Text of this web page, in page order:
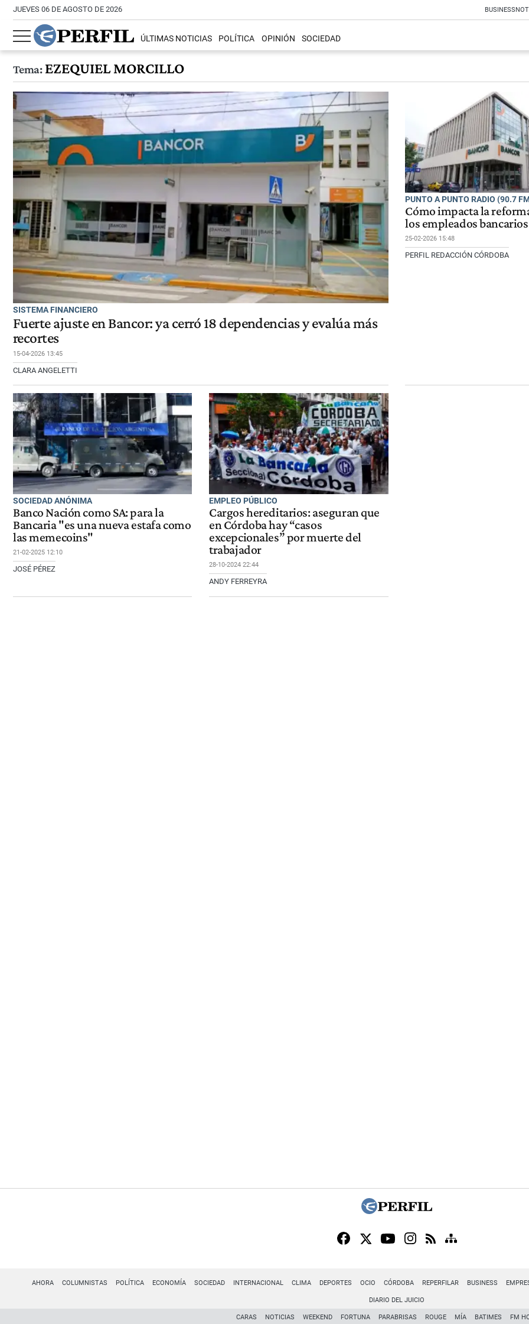
JUEVES 06 DE AGOSTO DE 2026 BUSINESS
ÚLTIMAS NOTICIAS POLÍTICA OPINIÓN SOCIEDAD
Tema:EZEQUIEL MORCILLO
SISTEMA FINANCIERO
Fuerte ajuste en Bancor: ya cerró 18 dependencias y evalúa más
recortes
15-04-2026 13:45
CLARA ANGELETTI
PUNTO A PUNTO RADIO (90.7
Cómo impacta la
los empleados bancarios
25-02-2026 15:48
PERFIL REDACCIÓN CÓRDOBA
SOCIEDAD ANÓNIMA
Banco Nación como SA: para la
Bancaria "es una nueva estafa como
las memecoins"
21-02-2025 12:10
JOSÉ PÉREZ
EMPLEO PÚBLICO
Cargos hereditarios: aseguran que
en Córdoba hay “casos
excepcionales” por muerte del
trabajador
28-10-2024 22:44
ANDY FERREYRA
AHORA COLUMNISTAS POLÍTICA ECONOMÍA SOCIEDAD INTERNACIONAL CLIMA DEPORTES OCIO CÓRDOBA REPERFILAR BUSINESS
DIARIO DEL JUICIO
CARAS NOTICIAS WEEKEND FORTUNA PARABRISAS ROUGE MÍA BATIMES FM